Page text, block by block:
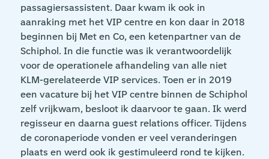
passagiersassistent. Daar kwam ik ook in
aanraking met het VIP centre en kon daar in 2018
beginnen bij Met en Co, een ketenpartner van de
Schiphol. In die functie was ik verantwoordelijk
voor de operationele afhandeling van alle niet
KLM-gerelateerde VIP services. Toen er in 2019
een vacature bij het VIP centre binnen de Schiphol
zelf vrijkwam, besloot ik daarvoor te gaan. Ik werd
regisseur en daarna guest relations officer. Tijdens
de coronaperiode vonden er veel veranderingen
plaats en werd ook ik gestimuleerd rond te kijken.